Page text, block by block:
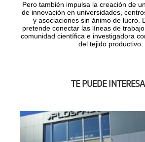
Pero también impulsa la creación de
de innovación en universidades,
y asociaciones sin ánimo de lucro.
pretende conectar las líneas de
comunidad científica e investigadora
del tejido productivo.
TE PUEDE